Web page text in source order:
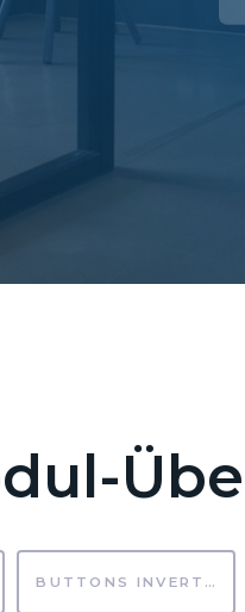
BUTTONS INVERTIERT